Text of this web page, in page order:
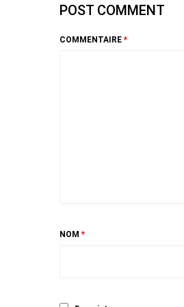
POST COMMENT
COMMENTAIRE *
NOM *